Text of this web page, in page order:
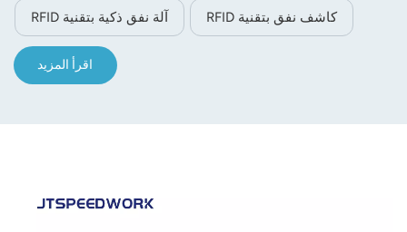
كاشف نفق بتقنية RFID آلة نفق ذكية بتقنية RFID
اقرأ المزيد